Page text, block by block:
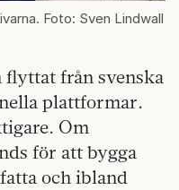
Foto: Sven Lindwall
från svenska
plattformar.
Om
för att bygga
och ibland